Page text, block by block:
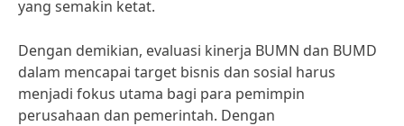
yang semakin ketat.
Dengan demikian, evaluasi kinerja BUMN dan BUMD
dalam mencapai target bisnis dan sosial harus
menjadi fokus utama bagi para pemimpin
perusahaan dan pemerintah. Dengan